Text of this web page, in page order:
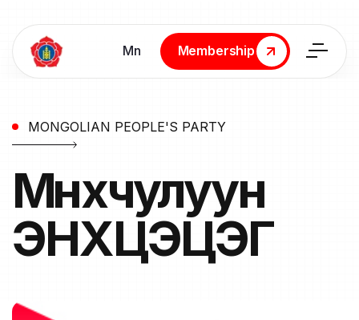
Мn
Membership
Membership
MONGOLIAN PEOPLE'S PARTY
Мөнхчулуун
ЭНХЦЭЦЭГ